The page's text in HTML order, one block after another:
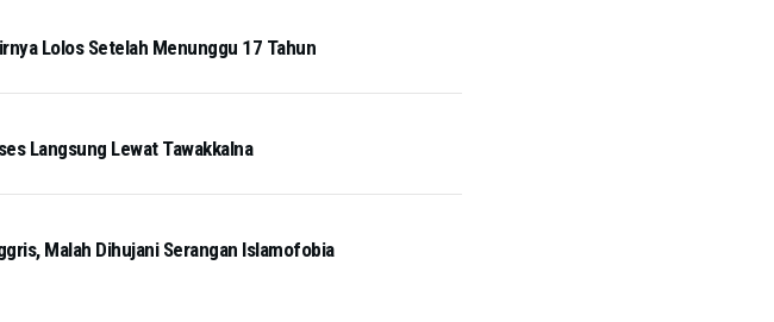
Lolos Setelah Menunggu 17 Tahun
Langsung Lewat Tawakkalna
Malah Dihujani Serangan Islamofobia